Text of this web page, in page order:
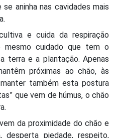
aninha nas cavidades mais
e cuida da respiração
cuidado que tem o
terra e a plantação. Apenas
próximas ao chão, às
também esta postura
que vem de húmus, o chão
da proximidade do chão e
piedade, respeito,